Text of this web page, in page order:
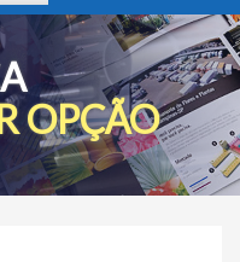
OPÇÃO